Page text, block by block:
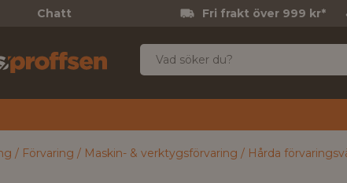
Chatt Fri frakt över 999 kr*
Förvaring Maskin- & verktygsförvaring Hårda